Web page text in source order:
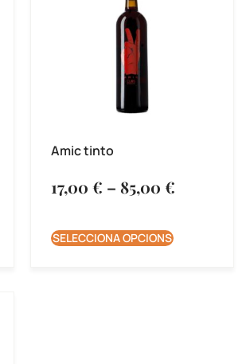
Amic tinto
17,00 € – 85,00 €
SELECCIONA OPCIONS